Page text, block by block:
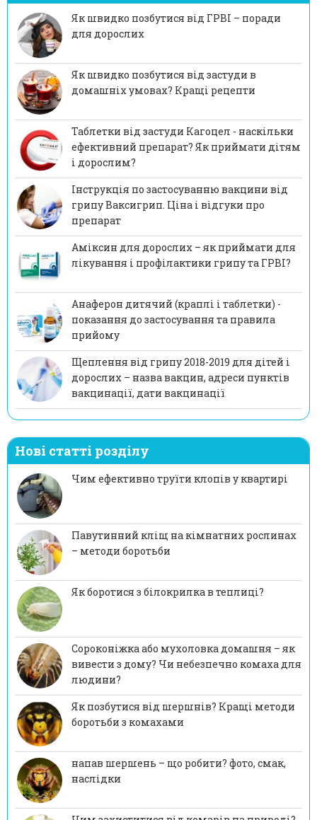
Як швидко позбутися від ГРВІ – поради
для дорослих
Як швидко позбутися від застуди в
домашніх умовах? Кращі рецепти
Таблетки від застуди Кагоцел - наскільки
ефективний препарат? Як приймати дітям
і дорослим?
Інструкція по застосуванню вакцини від
грипу Ваксигрип. Ціна і відгуки про
препарат
Аміксин для дорослих – як приймати для
лікування і профілактики грипу та ГРВІ?
Анаферон дитячий (краплі і таблетки) -
показання до застосування та правила
прийому
Щеплення від грипу 2018-2019 для дітей і
дорослих – назва вакцин, адреси пунктів
вакцинації, дати вакцинації
Нові статті розділу
Чим ефективно труїти клопів у квартирі
Павутинний кліщ на кімнатних рослинах
– методи боротьби
Як боротися з білокрилка в теплиці?
Сороконіжка або мухоловка домашня – як
вивести з дому? Чи небезпечно комаха для
людини?
Як позбутися від шершнів? Кращі методи
боротьби з комахами
напав шершень – що робити? фото, смак,
наслідки